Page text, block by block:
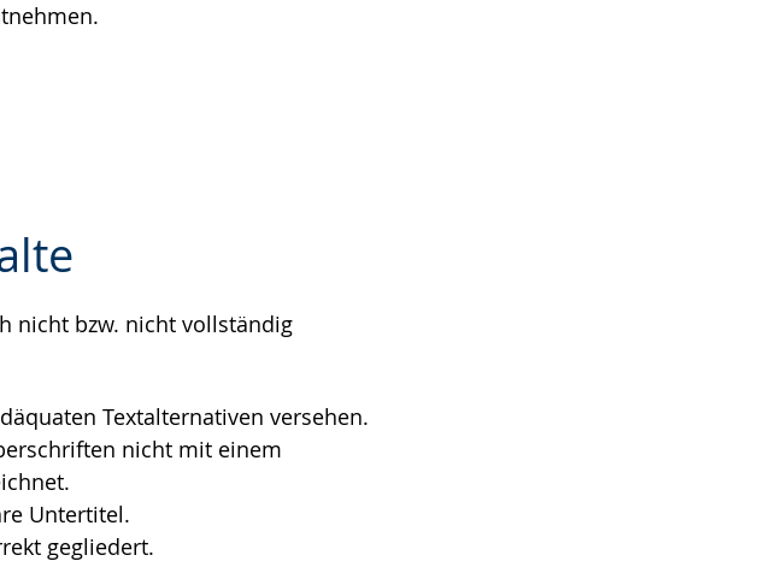
nicht bzw. nicht vollständig
Textalternativen versehen.
nicht mit einem
Untertitel.
gegliedert.